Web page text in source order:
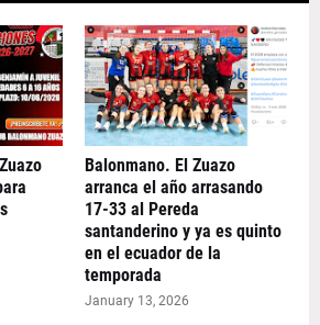
Balonmano. El Zuazo
arranca el año arrasando
17-33 al Pereda
santanderino y ya es quinto
en el ecuador de la
temporada
January 13, 2026